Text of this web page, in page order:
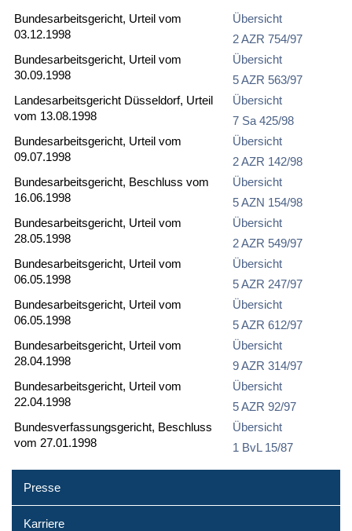
Bundesarbeitsgericht, Urteil vom
03.12.1998
Übersicht
2 AZR 754/97
Bundesarbeitsgericht, Urteil vom
30.09.1998
Übersicht
5 AZR 563/97
Landesarbeitsgericht Düsseldorf, Urteil
vom 13.08.1998
Übersicht
7 Sa 425/98
Bundesarbeitsgericht, Urteil vom
09.07.1998
Übersicht
2 AZR 142/98
Bundesarbeitsgericht, Beschluss vom
16.06.1998
Übersicht
5 AZN 154/98
Bundesarbeitsgericht, Urteil vom
28.05.1998
Übersicht
2 AZR 549/97
Bundesarbeitsgericht, Urteil vom
06.05.1998
Übersicht
5 AZR 247/97
Bundesarbeitsgericht, Urteil vom
06.05.1998
Übersicht
5 AZR 612/97
Bundesarbeitsgericht, Urteil vom
28.04.1998
Übersicht
9 AZR 314/97
Bundesarbeitsgericht, Urteil vom
22.04.1998
Übersicht
5 AZR 92/97
Bundesverfassungsgericht, Beschluss
vom 27.01.1998
Übersicht
1 BvL 15/87
Presse
Karriere